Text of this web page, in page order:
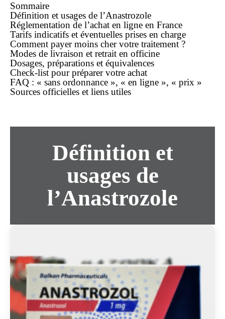
Sommaire
Définition et usages de l’Anastrozole
Réglementation de l’achat en ligne en France
Tarifs indicatifs et éventuelles prises en charge
Comment payer moins cher votre traitement ?
Modes de livraison et retrait en officine
Dosages, préparations et équivalences
Check-list pour préparer votre achat
FAQ : « sans ordonnance », « en ligne », « prix »
Sources officielles et liens utiles
Définition et
usages de
l’Anastrozole